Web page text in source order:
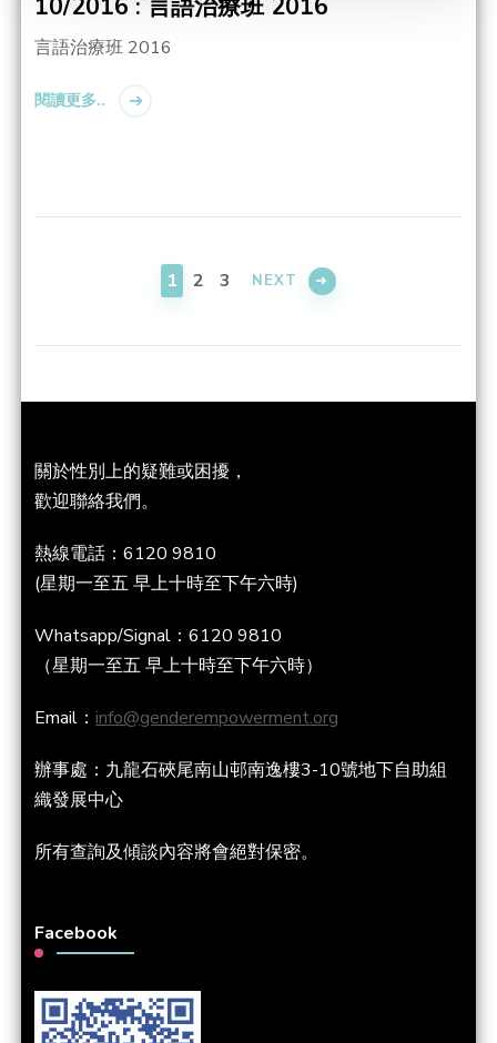
10/2016 : 言語治療班 2016
言語治療班 2016
閱讀更多..
navigation
PAGE
1 PAGE
2 PAGE
3 NEXT
關於性別上的疑難或困擾，
歡迎聯絡我們。
熱線電話：6120 9810
(星期一至五 早上十時至下午六時)
Whatsapp/Signal：6120 9810
（星期一至五 早上十時至下午六時）
Email： info@genderempowerment.org
辦事處：九龍石硤尾南山邨南逸樓3-10號地下自助組
織發展中心
所有查詢及傾談內容將會絕對保密。
Facebook